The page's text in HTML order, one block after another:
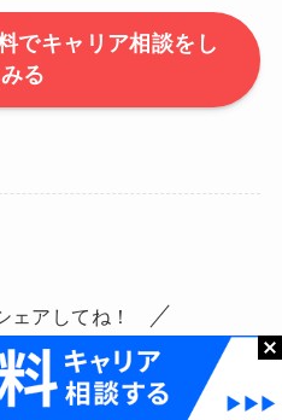
でキャリア相談をし
る
ェアしてね！